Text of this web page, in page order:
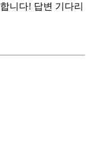
니다! 답변 기다리